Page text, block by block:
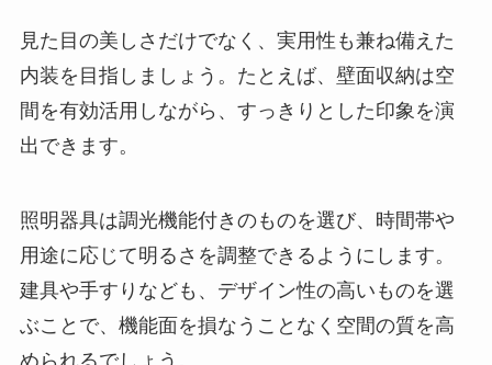
見た目の美しさだけでなく、実用性も兼ね備えた
内装を目指しましょう。たとえば、壁面収納は空
間を有効活用しながら、すっきりとした印象を演
出できます。
照明器具は調光機能付きのものを選び、時間帯や
用途に応じて明るさを調整できるようにします。
建具や手すりなども、デザイン性の高いものを選
ぶことで、機能面を損なうことなく空間の質を高